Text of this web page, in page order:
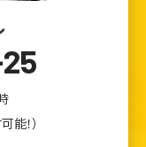
！）